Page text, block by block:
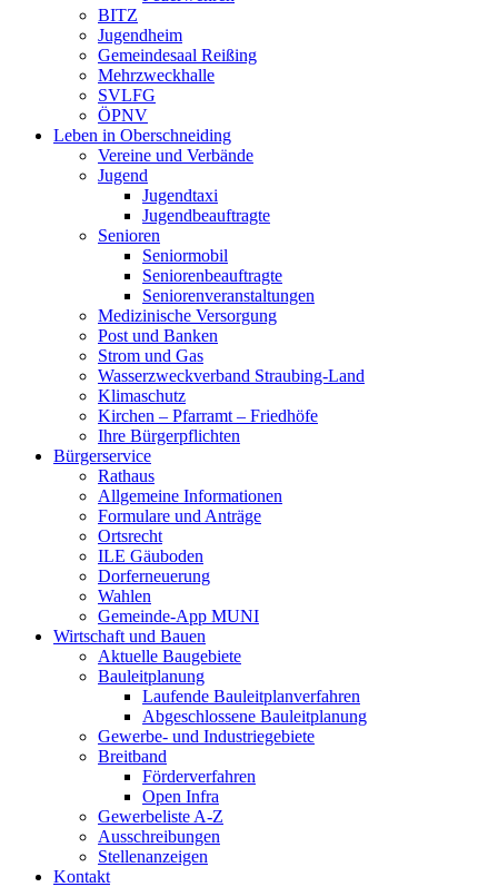
BITZ
Jugendheim
Gemeindesaal Reißing
Mehrzweckhalle
SVLFG
ÖPNV
Leben in Oberschneiding
Vereine und Verbände
Jugend
Jugendtaxi
Jugendbeauftragte
Senioren
Seniormobil
Seniorenbeauftragte
Seniorenveranstaltungen
Medizinische Versorgung
Post und Banken
Strom und Gas
Wasserzweckverband Straubing-Land
Klimaschutz
Kirchen – Pfarramt – Friedhöfe
Ihre Bürgerpflichten
Bürgerservice
Rathaus
Allgemeine Informationen
Formulare und Anträge
Ortsrecht
ILE Gäuboden
Dorferneuerung
Wahlen
Gemeinde-App MUNI
Wirtschaft und Bauen
Aktuelle Baugebiete
Bauleitplanung
Laufende Bauleitplanverfahren
Abgeschlossene Bauleitplanung
Gewerbe- und Industriegebiete
Breitband
Förderverfahren
Open Infra
Gewerbeliste A-Z
Ausschreibungen
Stellenanzeigen
Kontakt